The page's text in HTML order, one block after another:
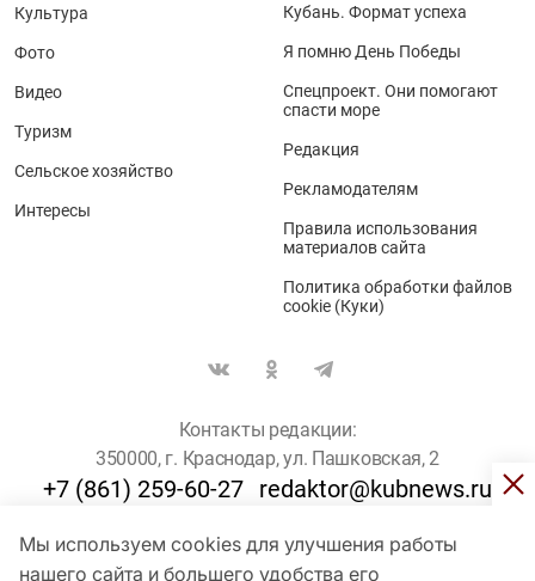
Мы используем cookies для улучшения работы
нашего сайта и большего удобства его
Культура
Фото
Видео
Туризм
Сельское хозяйство
Интересы
Кубань. Формат успеха
Я помню День Победы
Спецпроект. Они помогают
спасти море
Редакция
Рекламодателям
Правила использования
материалов сайта
Политика обработки файлов
cookie (Куки)
Контакты редакции:
350000, г. Краснодар, ул. Пашковская, 2
+7 (861) 259-60-27 redaktor@kubnews.ru
Для пользователей старше 16 лет